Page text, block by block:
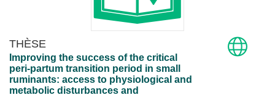
THÈSE
Improving the success of the critical
peri-partum transition period in small
ruminants: access to physiological and
metabolic disturbances and